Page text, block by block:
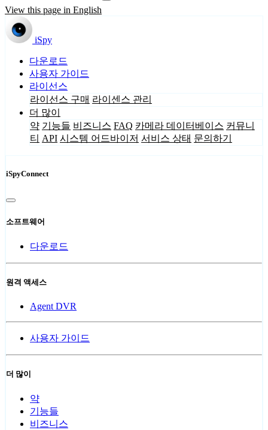
View this page in English
iSpy
다운로드
사용자 가이드
라이선스
라이선스 구매 라이센스 관리
더 많이
약 기능들 비즈니스 FAQ 카메라 데이터베이스 커뮤니
티 API 시스템 어드바이저 서비스 상태 문의하기
iSpyConnect
소프트웨어
다운로드
원격 액세스
Agent DVR
사용자 가이드
더 많이
약
기능들
비즈니스